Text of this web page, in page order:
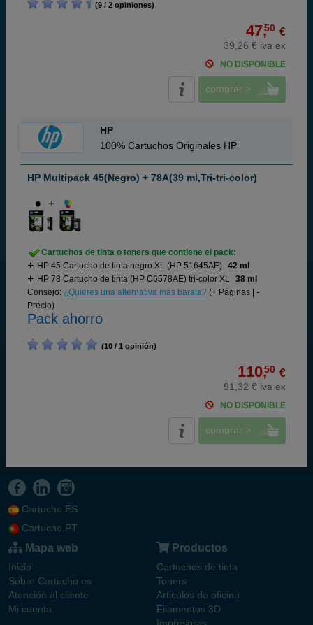
(9 / 2 opiniones)
47,50 €
39,26 € iva ex
NO DISPONIBLE
comprar >
HP
100% Cartuchos Originales HP
HP Multipack 45(Negro) + 78A(39 ml,Tri-tri-color)
Cartuchos de tinta o toners que contiene el pack:
HP 45 Cartucho de tinta negro XL (HP 51645AE) 42 ml
HP 78 Cartucho de tinta (HP C6578AE) tri-color XL 38 ml
Consejo: ¿Quieres una alternativa más barata? (+ Páginas | -
Precio)
Pack ahorro
(10 / 1 opinión)
110,50 €
91,32 € iva ex
NO DISPONIBLE
comprar >
Cartucho.ES
Cartucho.PT
Mapa web
Inicio
Sobre Cartucho.es
Atención al cliente
Mi cuenta
Productos
Cartuchos de tinta
Toners
Articulos de oficina
Filamentos 3D
Impresoras